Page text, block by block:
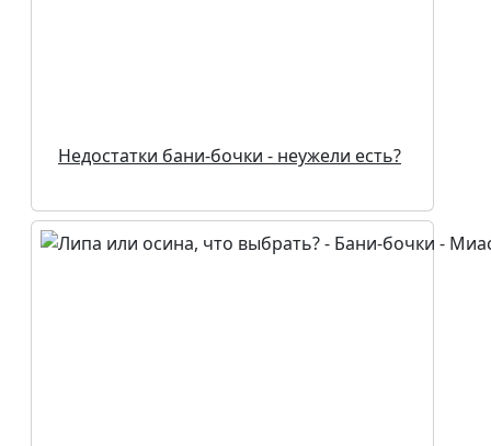
Недостатки бани-бочки - неужели есть?